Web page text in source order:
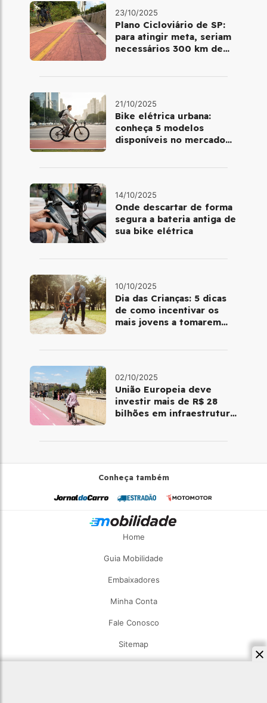
23/10/2025
Plano Cicloviário de SP:
para atingir meta, seriam
necessários 300 km de
21/10/2025
Bike elétrica urbana:
conheça 5 modelos
disponíveis no mercado
14/10/2025
Onde descartar de forma
segura a bateria antiga de
sua bike elétrica
10/10/2025
Dia das Crianças: 5 dicas
de como incentivar os
mais jovens a tomarem
02/10/2025
União Europeia deve
investir mais de R$ 28
bilhões em infraestrutura
Conheça também
Home
Guia Mobilidade
Embaixadores
Minha Conta
Fale Conosco
Sitemap